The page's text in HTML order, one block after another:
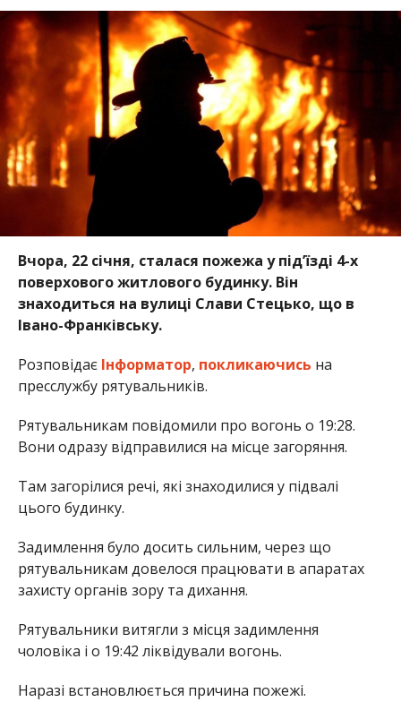
Вчора, 22 січня, сталася пожежа у під’їзді 4-х
поверхового житлового будинку. Він
знаходиться на вулиці Слави Стецько, що в
Івано-Франківську.
Розповідає Інформатор, покликаючись на
пресслужбу рятувальників.
Рятувальникам повідомили про вогонь о 19:28.
Вони одразу відправилися на місце загоряння.
Там загорілися речі, які знаходилися у підвалі
цього будинку.
Задимлення було досить сильним, через що
рятувальникам довелося працювати в апаратах
захисту органів зору та дихання.
Рятувальники витягли з місця задимлення
чоловіка і о 19:42 ліквідували вогонь.
Наразі встановлюється причина пожежі.